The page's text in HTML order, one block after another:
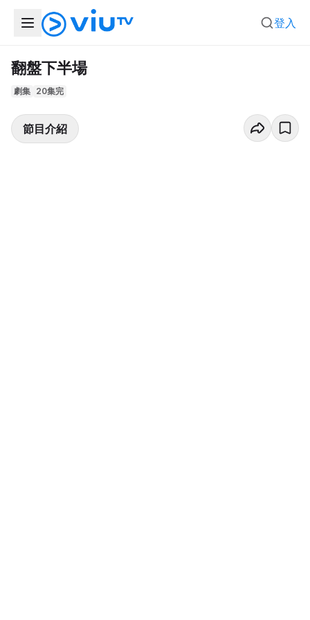
登入
翻盤下半場
劇集 20集完
節目介紹